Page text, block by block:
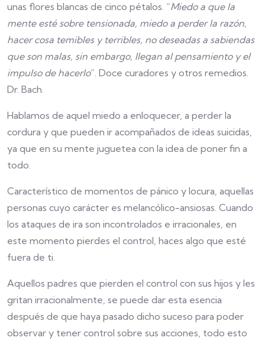
unas flores blancas de cinco pétalos. “Miedo a que la
mente esté sobre tensionada, miedo a perder la razón,
hacer cosa temibles y terribles, no deseadas a sabiendas
que son malas, sin embargo, llegan al pensamiento y el
impulso de hacerlo”. Doce curadores y otros remedios.
Dr. Bach.
Hablamos de aquel miedo a enloquecer, a perder la
cordura y que pueden ir acompañados de ideas suicidas,
ya que en su mente juguetea con la idea de poner fin a
todo.
Característico de momentos de pánico y locura, aquellas
personas cuyo carácter es melancólico-ansiosas. Cuando
los ataques de ira son incontrolados e irracionales, en
este momento pierdes el control, haces algo que esté
fuera de ti.
Aquellos padres que pierden el control con sus hijos y les
gritan irracionalmente, se puede dar esta esencia
después de que haya pasado dicho suceso para poder
observar y tener control sobre sus acciones, todo esto